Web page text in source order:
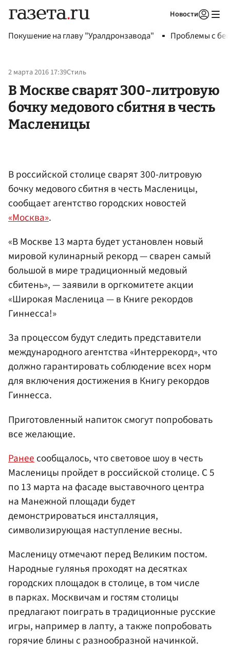
Новости
Покушение на главу "Уралдронзавода" Проблемы с
2 марта 2016 17:39Стиль
В Москве сварят 300-литровую
бочку медового сбитня в честь
Масленицы
В российской столице сварят 300-литровую
бочку медового сбитня в честь Масленицы,
сообщает агентство городских новостей
«Москва».
«В Москве 13 марта будет установлен новый
мировой кулинарный рекорд — сварен самый
большой в мире традиционный медовый
сбитень», — заявили в оргкомитете акции
«Широкая Масленица — в Книге рекордов
Гиннесса!»
За процессом будут следить представители
международного агентства «Интеррекорд», что
должно гарантировать соблюдение всех норм
для включения достижения в Книгу рекордов
Гиннесса.
Приготовленный напиток смогут попробовать
все желающие.
Ранеесообщалось, что световое шоу в честь
Масленицы пройдет в российской столице. С 5
по 13 марта на фасаде выставочного центра
на Манежной площади будет
демонстрироваться инсталляция,
символизирующая наступление весны.
Масленицу отмечают перед Великим постом.
Народные гулянья проходят на десятках
городских площадок в столице, в том числе
в парках. Москвичам и гостям столицы
предлагают поиграть в традиционные русские
игры, например в лапту, а также попробовать
горячие блины с разнообразной начинкой.